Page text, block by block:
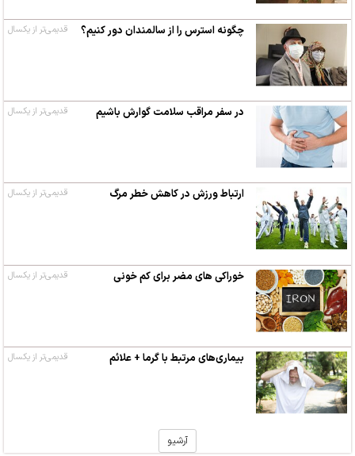
چگونه استرس را از سالمندان دور کنیم؟ قدیمی‌تر از یکسال
در سفر مراقب سلامت گوارش باشیم قدیمی‌تر از یکسال
ارتباط ورزش در کاهش خطر مرگ قدیمی‌تر از یکسال
خوراکی های مضر برای کم خونی قدیمی‌تر از یکسال
بیماری‌های مرتبط با گرما + علائم قدیمی‌تر از یکسال
آرشیو